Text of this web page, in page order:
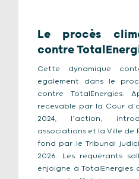
Le procès
contre
Cette dynamique
également dans le
contre TotalEnergies.
recevable par la Cour
2024, l’action,
associations et la Ville de
fond par le Tribunal
2026. Les requérants
enjoigne à TotalEnergies